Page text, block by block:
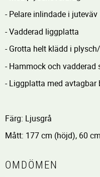
- Pelare inlindade i juteväv
- Vadderad liggplatta
- Grotta helt klädd i
- Hammock och vadderad
- Liggplatta med
Färg: Ljusgrå
Mått: 177 cm (höjd), 60
OMDÖMEN